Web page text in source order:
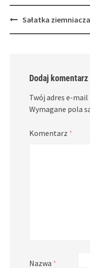
PostSałatka
Dodaj komentarz
Twój adres e-
Wymagane pola
Komentarz *
Nazwa *